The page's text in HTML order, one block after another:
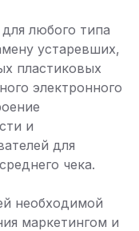
любого типа
устаревших,
пластиковых
электронного
и
для
чека.
необходимой
маркетингом и